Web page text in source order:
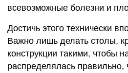
всевозможные болезни и
Достичь этого технически
Важно лишь делать столы,
конструкции такими, чтобы
распределялась правильно,